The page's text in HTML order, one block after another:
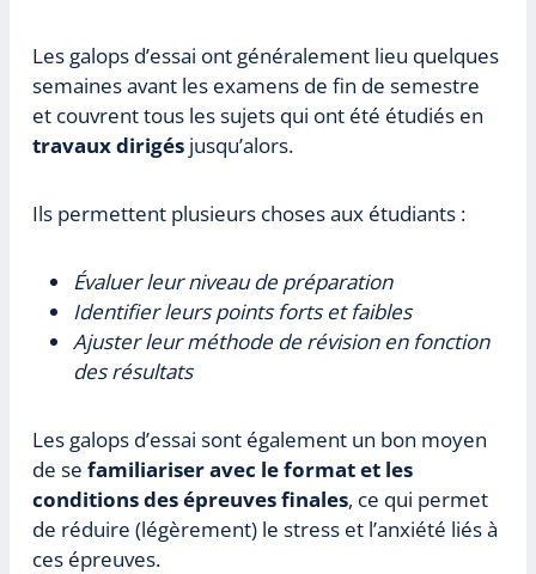
Les galops d’essai ont généralement lieu quelques
semaines avant les examens de fin de semestre
et couvrent tous les sujets qui ont été étudiés en
travaux dirigés jusqu’alors.
Ils permettent plusieurs choses aux étudiants :
Évaluer leur niveau de préparation
Identifier leurs points forts et faibles
Ajuster leur méthode de révision en fonction
des résultats
Les galops d’essai sont également un bon moyen
de sefamiliariser avec le format et les
conditions des épreuves finales, ce qui permet
de réduire (légèrement) le stress et l’anxiété liés à
ces épreuves.